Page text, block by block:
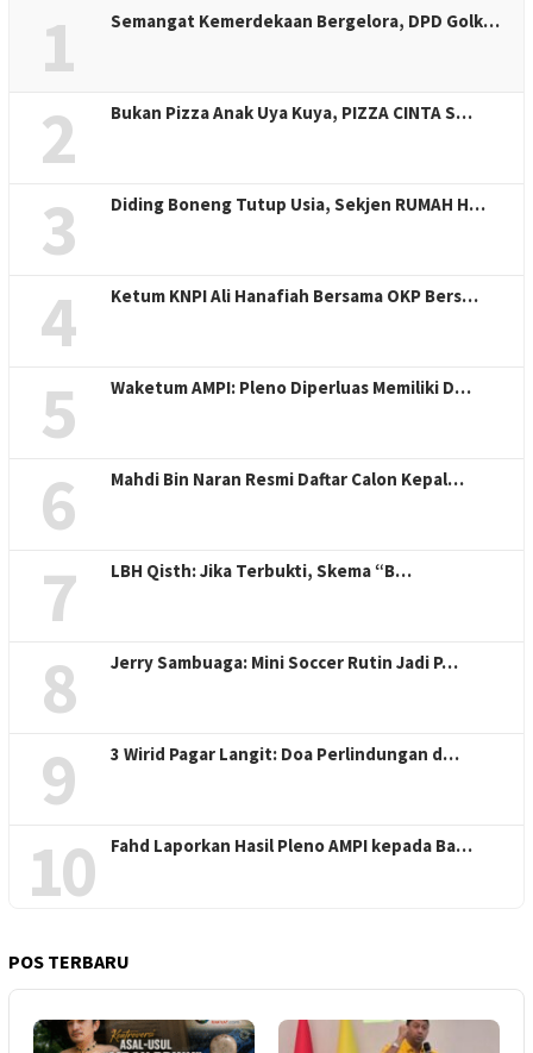
1 Semangat Kemerdekaan Bergelora, DPD Golk…
2 Bukan Pizza Anak Uya Kuya, PIZZA CINTA S…
3 Diding Boneng Tutup Usia, Sekjen RUMAH H…
4 Ketum KNPI Ali Hanafiah Bersama OKP Bers…
5 Waketum AMPI: Pleno Diperluas Memiliki D…
6 Mahdi Bin Naran Resmi Daftar Calon Kepal…
7 LBH Qisth: Jika Terbukti, Skema “B…
8 Jerry Sambuaga: Mini Soccer Rutin Jadi P…
9 3 Wirid Pagar Langit: Doa Perlindungan d…
10 Fahd Laporkan Hasil Pleno AMPI kepada Ba…
POS TERBARU